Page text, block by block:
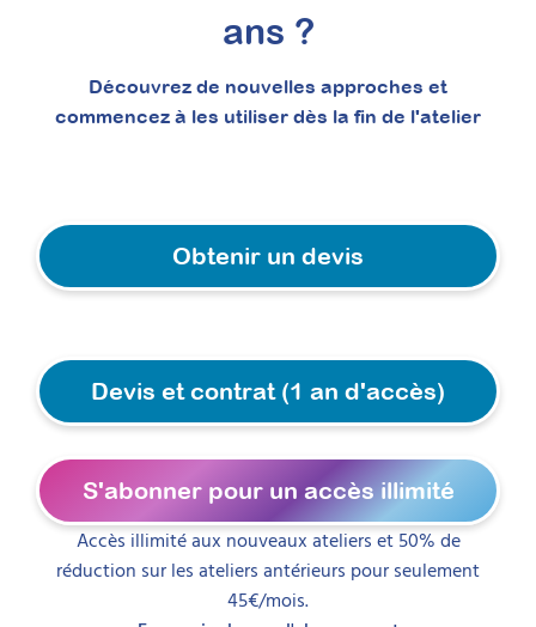
diagnostic TSA : structurer
pour mieux valoriser votre
psychoéducation
de proposer explicitement un
accompagnement que les familles
Prochaine session 26/08/2026
Durée 15h réparties sur 4 semaines
À découvrir
Formations
ans ?
Découvrez de nouvelles approches et
commencez à les utiliser dès la fin de l'atelier
Devis et contrat (1 an d'accès)
Obtenir un devis
S'abonner pour un accès illimité
Accès illimité aux nouveaux ateliers et 50% de
réduction sur les ateliers antérieurs pour seulement
45€/mois.